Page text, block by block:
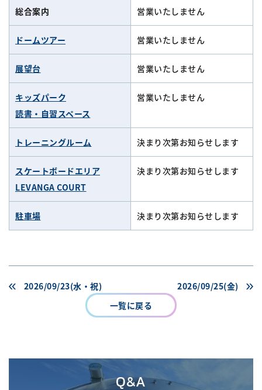
総合案内 営業いたしません
ドームツアー 営業いたしません
展望台 営業いたしません
キッズパーク
読書・自習スペース
営業いたしません
トレーニングルーム 決まり次第お知らせします
スケートボードエリア
LEVANGA COURT
決まり次第お知らせします
駐車場 決まり次第お知らせします
2026/09/23(水・祝)
一覧に戻る
2026/09/25(金)
Q&A